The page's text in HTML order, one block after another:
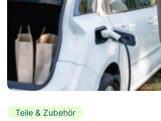
Teile & Zubehör